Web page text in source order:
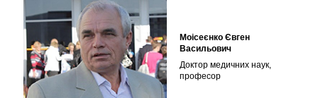
Моісеєнко Євген
Васильович
Доктор медичних наук,
професор